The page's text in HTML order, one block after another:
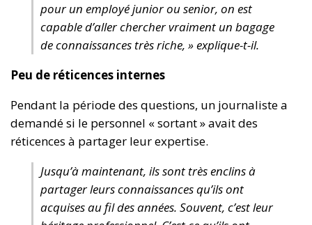
pour un employé junior ou senior, on est
capable d’aller chercher vraiment un bagage
de connaissances très riche, » explique-t-il.
Peu de réticences internes
Pendant la période des questions, un journaliste a
demandé si le personnel « sortant » avait des
réticences à partager leur expertise.
Jusqu’à maintenant, ils sont très enclins à
partager leurs connaissances qu’ils ont
acquises au fil des années. Souvent, c’est leur